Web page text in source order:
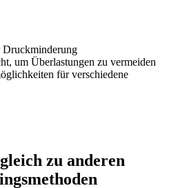
Druckminderung
um Überlastungen zu vermeiden
für verschiedene
zu anderen